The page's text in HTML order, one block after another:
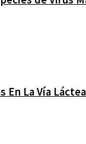
En La Vía Láctea